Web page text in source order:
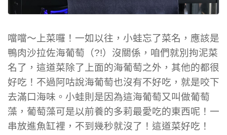
噹噹～上菜囉！一如以往，小蛙忘了菜名，應該是
鴨肉沙拉佐海葡萄（?!）沒關係，咱們就別拘泥菜
名了，這道菜除了上面的海葡萄之外，其他的都很
好吃！不過阿咕說海葡萄也沒有不好吃，就是咬下
去滿口海味。小蛙則是因為這海葡萄又叫做葡萄
藻，葡萄藻可是以前養的多莉最愛吃的東西呢！一
串放進魚缸裡，不到幾秒就沒了！這道菜好吃！